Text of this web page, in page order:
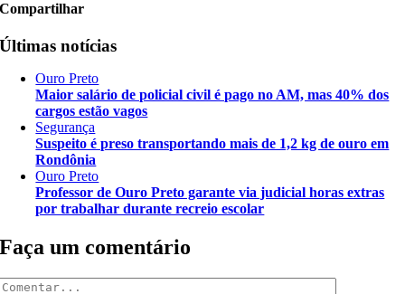
Compartilhar
Últimas notícias
Ouro Preto
Maior salário de policial civil é pago no AM, mas 40% dos
cargos estão vagos
Segurança
Suspeito é preso transportando mais de 1,2 kg de ouro em
Rondônia
Ouro Preto
Professor de Ouro Preto garante via judicial horas extras
por trabalhar durante recreio escolar
Faça um comentário